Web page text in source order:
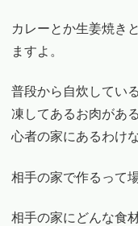
カレーとか生姜焼き
ますよ。
普段から自炊してい
凍してあるお肉があ
心者の家にあるわけ
相手の家で作るって
相手の家にどんな食